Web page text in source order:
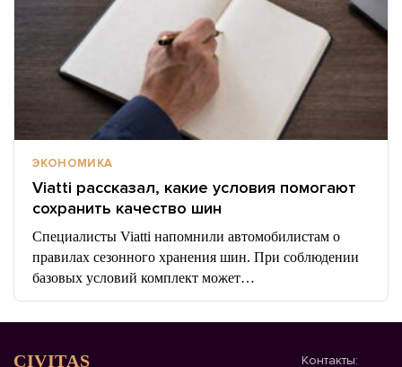
ЭКОНОМИКА
Viatti рассказал, какие условия помогают
сохранить качество шин
Специалисты Viatti напомнили автомобилистам о
правилах сезонного хранения шин. При соблюдении
базовых условий комплект может…
CIVITAS Контакты: